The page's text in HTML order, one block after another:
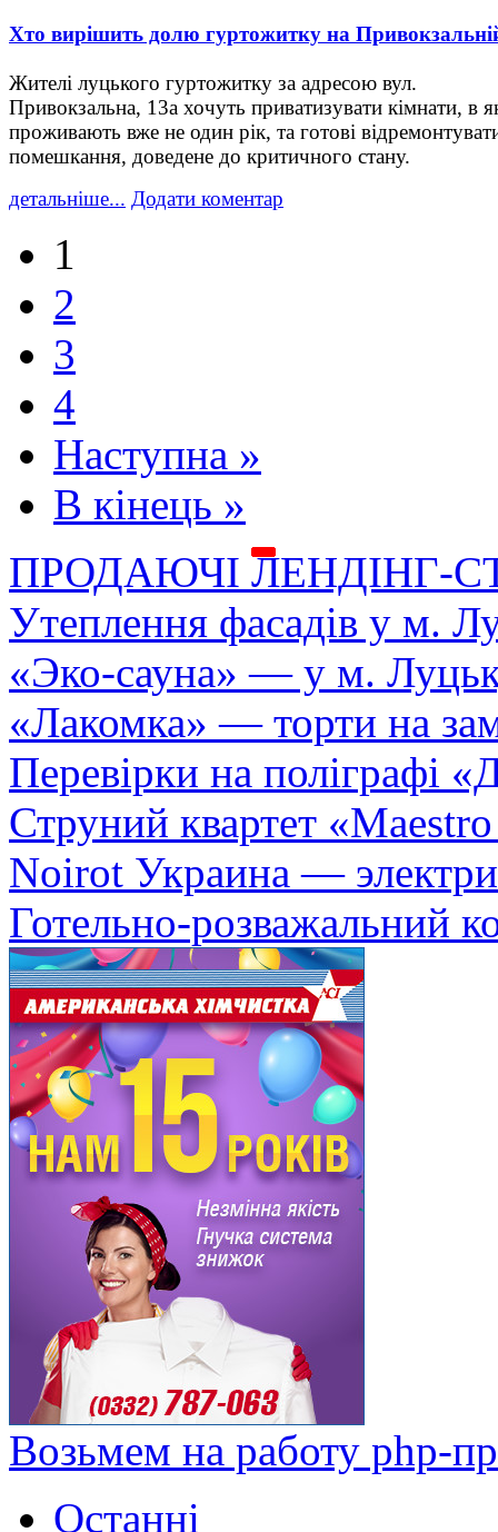
Хто вирішить долю гуртожитку на
Жителі луцького гуртожитку за адресою вул.
Привокзальна, 13а хочуть приватизувати кімнати, в
проживають вже не один рік, та готові
помешкання, доведене до критичного стану.
детальніше... Додати коментар
1
2
3
4
Наступна »
В кінець »
ПРОДАЮЧІ ЛЕНДІНГ-
Утеплення фасадів у м.
«Эко-сауна» — у м.
«Лакомка» — торти на
Перевірки на поліграфі
Струний квартет
Noirot Украина —
Готельно-розважальний
Возьмем на работу php-
Останні